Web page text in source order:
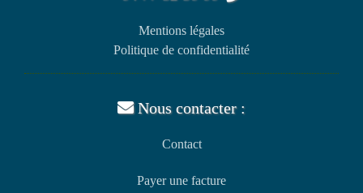
Mentions légales
Politique de confidentialité
Nous contacter :
Contact
Payer une facture